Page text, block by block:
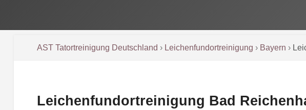
AST Tatortreinigung Deutschland › Leichenfundortreinigung › Bayern ›
Leichenfundortreinigung Bad